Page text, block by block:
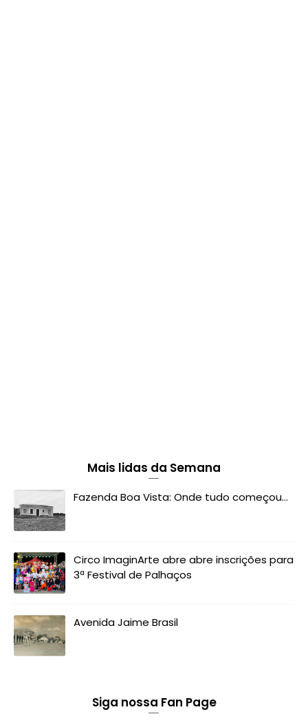
Mais lidas da Semana
Fazenda Boa Vista: Onde tudo começou...
Circo ImaginArte abre abre inscrições para
3ª Festival de Palhaços
Avenida Jaime Brasil
Siga nossa Fan Page